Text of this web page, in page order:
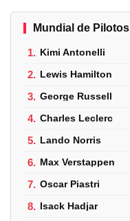
Mundial de Pilotos
1. Kimi Antonelli
2. Lewis Hamilton
3. George Russell
4. Charles Leclerc
5. Lando Norris
6. Max Verstappen
7. Oscar Piastri
8. Isack Hadjar